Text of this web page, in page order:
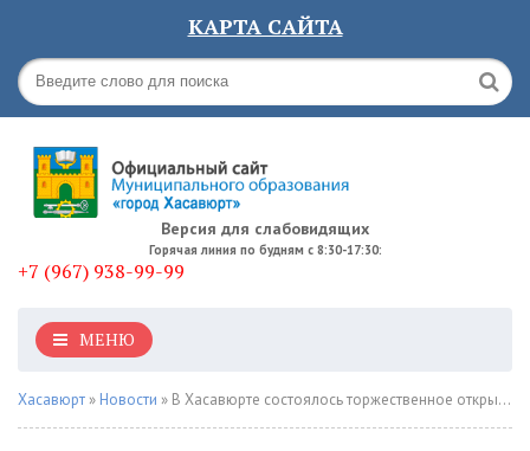
КАРТА САЙТА
Версия для слабовидящих
Горячая линия по будням с 8:30-17:30:
+7 (967) 938-99-99
МЕНЮ
Хасавюрт » Новости » В Хасавюрте состоялось торжественное открытие летних оздоровительных лагерей для школьников